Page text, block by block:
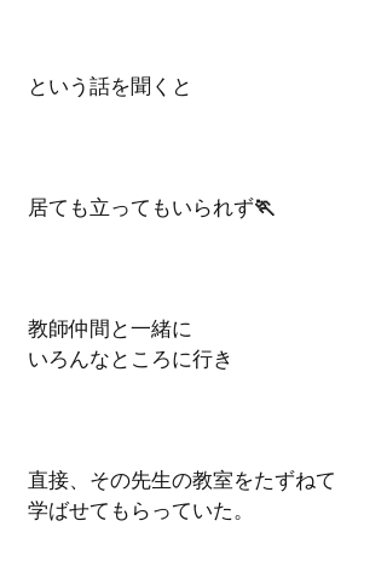
という話を聞くと
居ても立ってもいられず🏃
教師仲間と一緒に
いろんなところに行き
直接、その先生の教室をたずねて
学ばせてもらっていた。